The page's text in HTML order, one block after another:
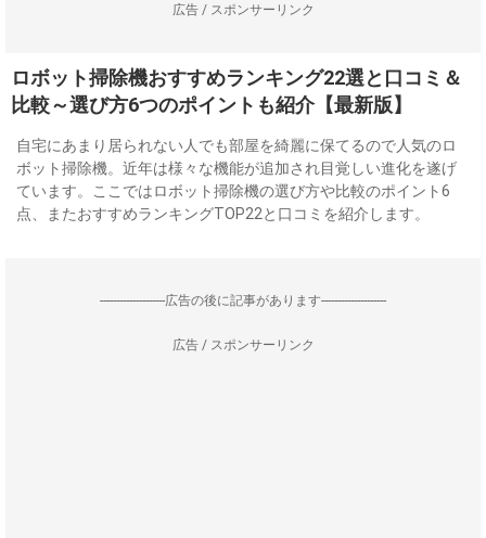
広告 / スポンサーリンク
ロボット掃除機おすすめランキング22選と口コミ＆
比較～選び方6つのポイントも紹介【最新版】
自宅にあまり居られない人でも部屋を綺麗に保てるので人気のロ
ボット掃除機。近年は様々な機能が追加され目覚しい進化を遂げ
ています。ここではロボット掃除機の選び方や比較のポイント6
点、またおすすめランキングTOP22と口コミを紹介します。
--------------------広告の後に記事があります--------------------
広告 / スポンサーリンク